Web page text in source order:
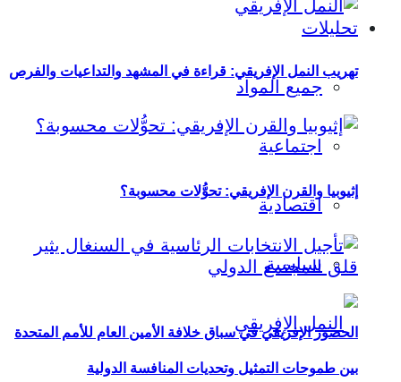
تحليلات
جميع المواد
اجتماعية
اقتصادية
سياسية
تهريب النمل الإفريقي: قراءة في المشهد والتداعيات والفرص
إثيوبيا والقرن الإفريقي: تحوُّلات محسوبة؟
الحضور الإفريقي في سباق خلافة الأمين العام للأمم المتحدة
بين طموحات التمثيل وتحديات المنافسة الدولية